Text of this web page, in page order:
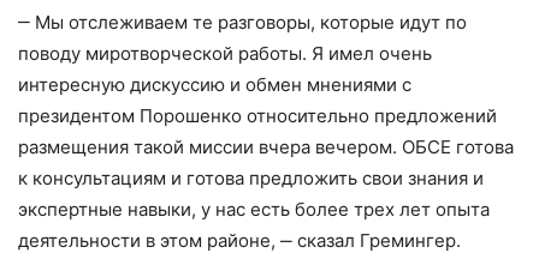
‒ Мы отслеживаем те разговоры, которые идут по
поводу миротворческой работы. Я имел очень
интересную дискуссию и обмен мнениями с
президентом Порошенко относительно предложений
размещения такой миссии вчера вечером. ОБСЕ готова
к консультациям и готова предложить свои знания и
экспертные навыки, у нас есть более трех лет опыта
деятельности в этом районе, ‒ сказал Гремингер.